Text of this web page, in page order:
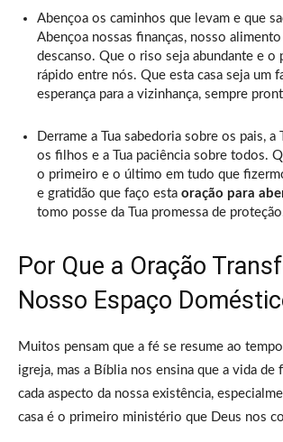
Abençoa os caminhos que levam e que
Abençoa nossas finanças, nosso
descanso. Que o riso seja abundante e o
rápido entre nós. Que esta casa seja um
esperança para a vizinhança, sempre
Derrame a Tua sabedoria sobre os pais, a
os filhos e a Tua paciência sobre todos.
o primeiro e o último em tudo que
e gratidão que faço esta oração para
tomo posse da Tua promessa de
Por Que a Oração
Nosso Espaço
Muitos pensam que a fé se resume ao
igreja, mas a Bíblia nos ensina que a vida de
cada aspecto da nossa existência,
casa é o primeiro ministério que Deus nos